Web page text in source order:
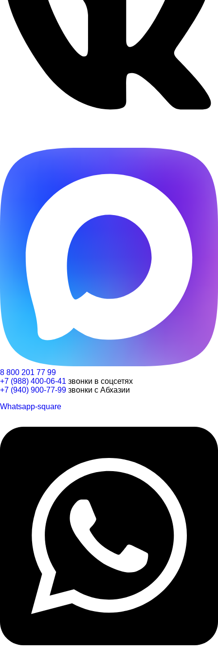
8 800 201 77 99
+7 (988) 400-06-41 звонки в соцсетях
+7 (940) 900-77-99 звонки с Абхазии
Whatsapp-square